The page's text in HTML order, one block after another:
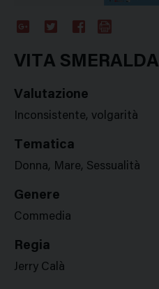
Plus
VITA SMERALDA
Valutazione
Inconsistente, volgarità
Tematica
Donna, Mare, Sessualità
Genere
Commedia
Regia
Jerry Calà